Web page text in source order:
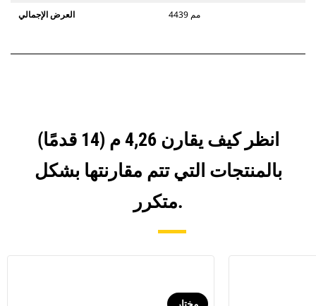
العرض الإجمالي 4439 مم
انظر كيف يقارن 4,26 م (14 قدمًا)
بالمنتجات التي تتم مقارنتها بشكل
متكرر.